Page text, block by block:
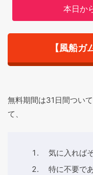
本日か
【風船
無料期間は31日間つい
て、
気に入れば
特に不要で